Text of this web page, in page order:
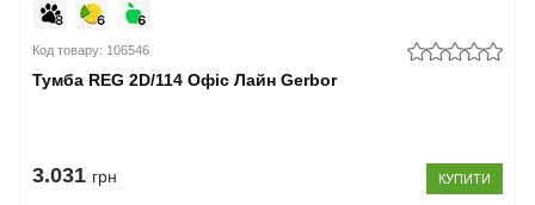
Код товару: 106546
Тумба REG 2D/114 Офіс Лайн Gerbor
3.031 грн КУПИТИ